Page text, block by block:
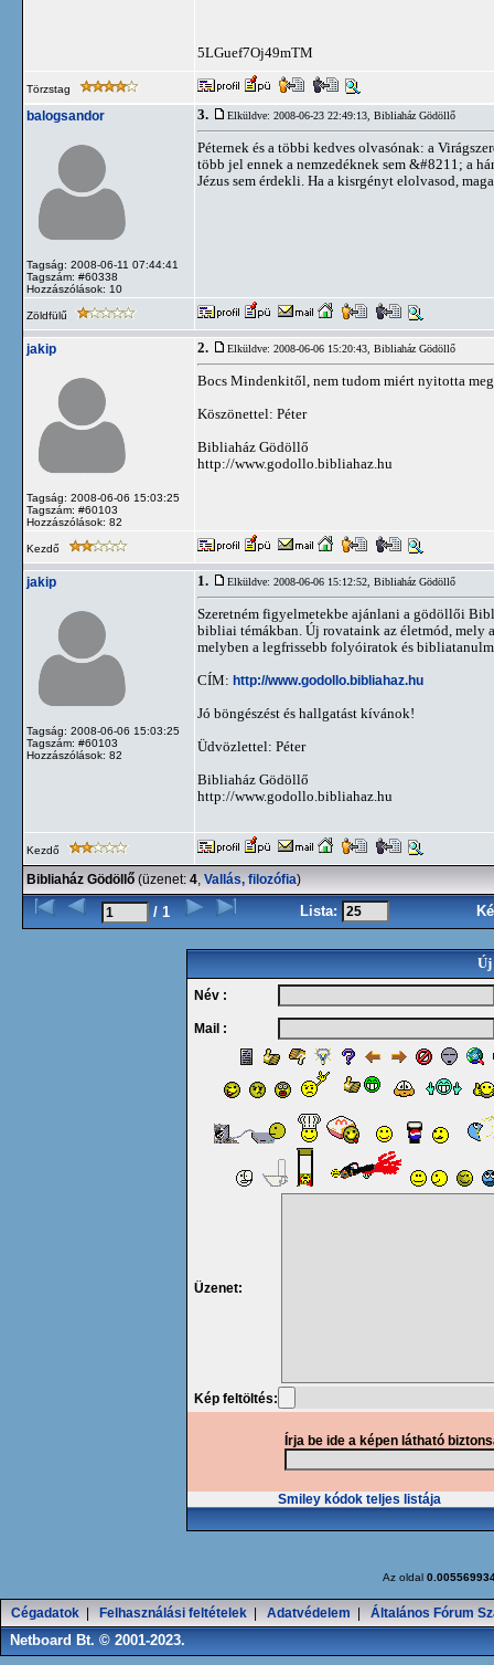
5LGuef7Oj49mTM
Törzstag
balogsandor
Tagság: 2008-06-11 07:44:41
Tagszám: #60338
Hozzászólások: 10
3. Elküldve: 2008-06-23 22:49:13, Bibliaház Gödöllő
Péternek és a többi kedves olvasónak: a
több jel ennek a nemzedéknek sem &#8211; a
Jézus sem érdekli. Ha a kisrgényt elolvasod,
Zöldfülű
jakip
Tagság: 2008-06-06 15:03:25
Tagszám: #60103
Hozzászólások: 82
2. Elküldve: 2008-06-06 15:20:43, Bibliaház Gödöllő
Bocs Mindenkitől, nem tudom miért nyitotta
Köszönettel: Péter
Bibliaház Gödöllő
http://www.godollo.bibliahaz.hu
Kezdő
jakip
Tagság: 2008-06-06 15:03:25
Tagszám: #60103
Hozzászólások: 82
1. Elküldve: 2008-06-06 15:12:52, Bibliaház Gödöllő
Szeretném figyelmetekbe ajánlani a gödöllői
bibliai témákban. Új rovataink az életmód, mely
melyben a legfrissebb folyóiratok és
CÍM: http://www.godollo.bibliahaz.hu
Jó böngészést és hallgatást kívánok!
Üdvözlettel: Péter
Bibliaház Gödöllő
http://www.godollo.bibliahaz.hu
Kezdő
Bibliaház Gödöllő (üzenet: 4, Vallás, filozófia)
/ 1 Lista:
Új
Név :
Mail :
Üzenet:
Kép feltöltés:
Írja be ide a képen látható
Smiley kódok teljes listája
Az oldal
Cégadatok Felhasználási feltételek Adatvédelem Általános Fórum
Netboard Bt. © 2001-2023.